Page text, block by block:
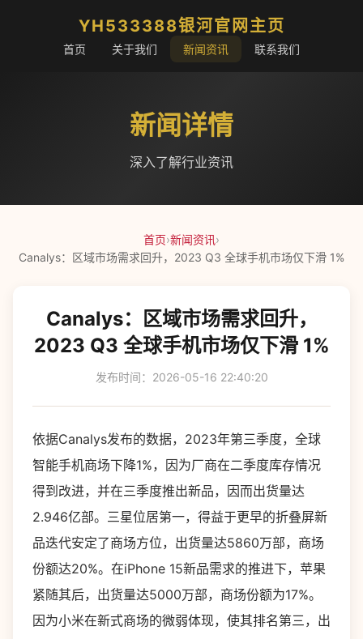
YH533388银河官网主页
首页 关于我们 新闻资讯 联系我们
新闻详情
深入了解行业资讯
首页›新闻资讯›
Canalys：区域市场需求回升，2023 Q3 全球手机市场仅下滑 1%
Canalys：区域市场需求回升，
2023 Q3 全球手机市场仅下滑 1%
发布时间：2026-05-16 22:40:20
依据Canalys发布的数据，2023年第三季度，全球
智能手机商场下降1%，因为厂商在二季度库存情况
得到改进，并在三季度推出新品，因而出货量达
2.946亿部。三星位居第一，得益于更早的折叠屏新
品迭代安定了商场方位，出货量达5860万部，商场
份额达20%。在iPhone 15新品需求的推进下，苹果
紧随其后，出货量达5000万部，商场份额为17%。
因为小米在新式商场的微弱体现，使其排名第三，出